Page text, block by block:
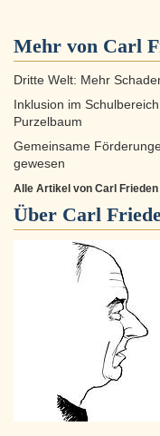
Mehr von Carl
Dritte Welt: Mehr
Inklusion im
Purzelbaum
Gemeinsame
gewesen
Alle Artikel von Carl Frieden
Über Carl